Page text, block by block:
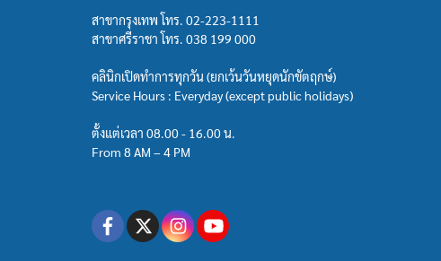
สาขากรุงเทพ โทร. 02-223-1111
สาขาศรีราชา โทร. 038 199 000
คลินิกเปิดทำการทุกวัน (ยกเว้นวันหยุดนักขัตฤกษ์)
Service Hours : Everyday (except public holidays)
ตั้งแต่เวลา 08.00 - 16.00 น.
From 8 AM – 4 PM